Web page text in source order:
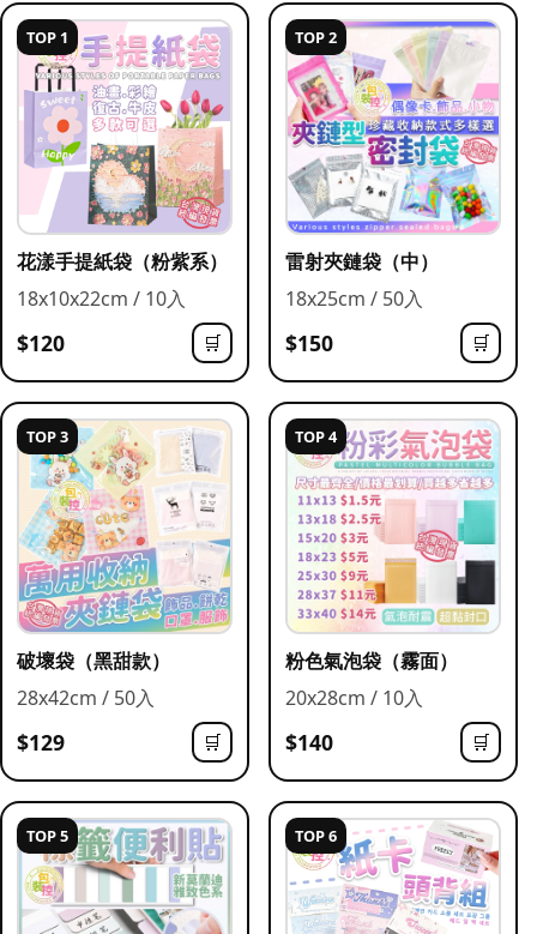
TOP 1
花漾手提紙袋（粉紫系）
18x10x22cm / 10入
$120 🛒
TOP 2
雷射夾鏈袋（中）
18x25cm / 50入
$150 🛒
TOP 3
破壞袋（黑甜款）
28x42cm / 50入
$129 🛒
TOP 4
粉色氣泡袋（霧面）
20x28cm / 10入
$140 🛒
TOP 5 TOP 6